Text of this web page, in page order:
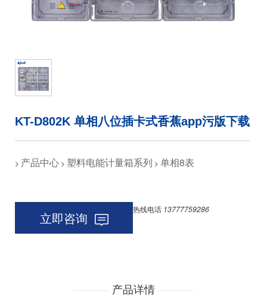
KT-D802K 单相八位插卡式香蕉app污版下载
> 产品中心 > 塑料电能计量箱系列 >单相8表
立即咨询
热线电话 13777759286
产品详情